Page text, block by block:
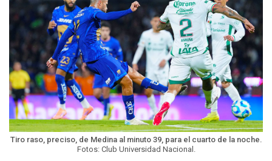
Tiro raso, preciso, de Medina al minuto 39, para el cuarto de la noche.
Fotos: Club Universidad Nacional.